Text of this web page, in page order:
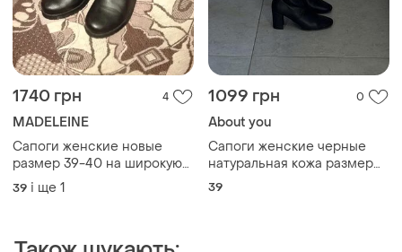
1740 грн 4
MADELEINE
Сапоги женские новые
размер 39-40 на широкую
ногу
39 і ще 1
1099 грн 0
About you
Сапоги женские черные
натуральная кожа размер
39
39